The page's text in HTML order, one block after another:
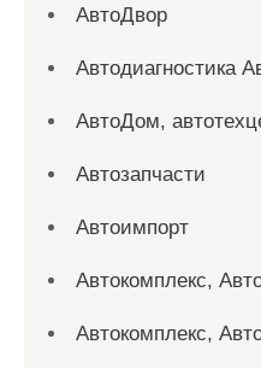
АвтоДвор
Автодиагностика
АвтоДом,
Автозапчасти
Автоимпорт
Автокомплекс,
Автокомплекс,